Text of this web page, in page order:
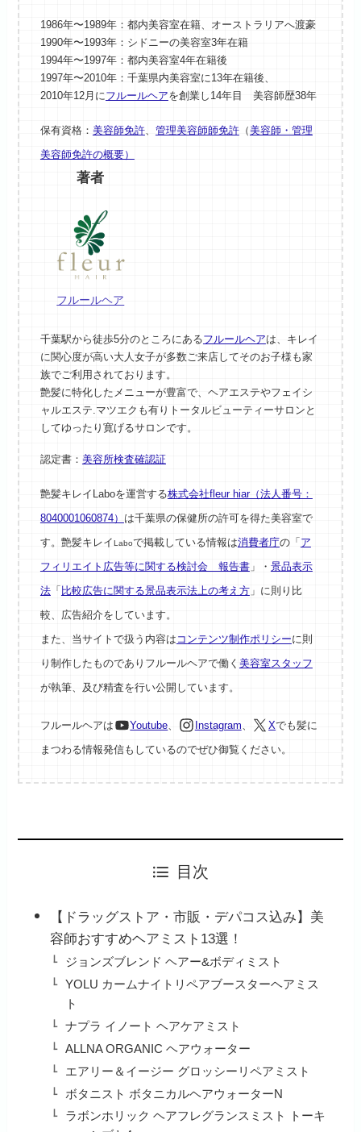
1986年〜1989年：都内美容室在籍、オーストラリアへ渡豪
1990年〜1993年：シドニーの美容室3年在籍
1994年〜1997年：都内美容室4年在籍後
1997年〜2010年：千葉県内美容室に13年在籍後、
2010年12月に フルールヘアを創業し14年目 美容師歴38年
保有資格： 美容師免許、 管理美容師師免許（美容師・管理
美容師免許の概要）
著者
フルールヘア
千葉駅から徒歩5分のところにあるフルールヘアは、キレイ
に関心度が高い大人女子が多数ご来店してそのお子様も家
族でご利用されております。
艶髪に特化したメニューが豊富で、ヘアエステやフェイシ
ャルエステ.マツエクも有りトータルビューティーサロンと
してゆったり寛げるサロンです。
認定書： 美容所検査確認証
艶髪キレイLaboを運営する株式会社fleur hiar（法人番号：
8040001060874） は千葉県の保健所の許可を得た美容室で
す。艶髪キレイLaboで掲載している情報は消費者庁の「 ア
フィリエイト広告等に関する検討会 報告書」・ 景品表示
法「 比較広告に関する景品表示法上の考え方」に則り比
較、広告紹介をしています。
また、当サイトで扱う内容は コンテンツ制作ポリシーに則
り制作したものでありフルールヘアで働く 美容室スタッフ
が執筆、及び精査を行い公開しています。
フルールヘアは Youtube、 Instagram、 Xでも髪に
まつわる情報発信もしているのでぜひ御覧ください。
目次
【ドラッグストア・市販・デパコス込み】美
容師おすすめヘアミスト13選！
ジョンズブレンド ヘアー&ボディミスト
YOLU カームナイトリペアブースターヘアミス
ト
ナプラ イノート ヘアケアミスト
ALLNA ORGANIC ヘアウォーター
エアリー＆イージー グロッシーリペアミスト
ボタニスト ボタニカルヘアウォーターN
ラボンホリック ヘアフレグランスミスト トーキ